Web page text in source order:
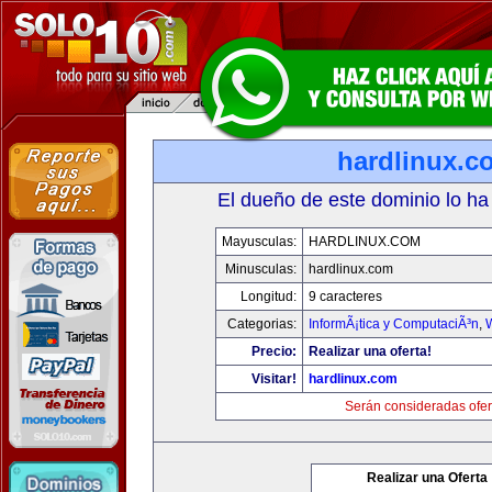
El dueño de este dominio lo
Mayusculas:
HARDLINUX.COM
Minusculas:
hardlinux.com
Longitud:
9 caracteres
Categorias:
InformÃ¡tica y ComputaciÃ³n,
Precio:
Realizar una oferta!
Visitar!
hardlinux.com
Serán consideradas
Realizar una Oferta